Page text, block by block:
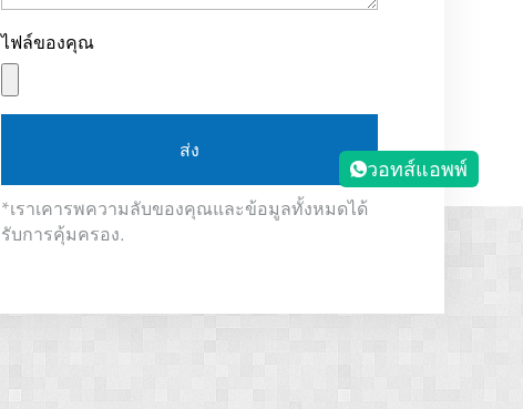
ไฟล์ของคุณ
ส่ง
*เราเคารพความลับของคุณและข้อมูลทั้งหมดได้
รับการคุ้มครอง.
วอทส์แอพพ์